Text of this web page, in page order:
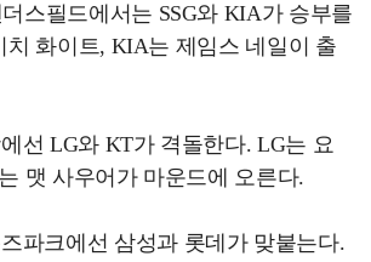
더스필드에서는 SSG와 KIA가 승부를
치 화이트, KIA는 제임스 네일이 출
선 LG와 KT가 격돌한다. LG는 요
맷 사우어가 마운드에 오른다.
파크에선 삼성과 롯데가 맞붙는다.